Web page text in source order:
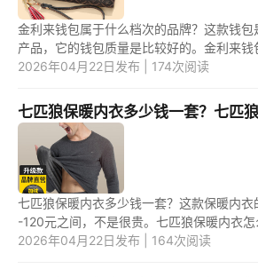
金利来钱包属于什么档次的品牌？这款钱
产品，它的钱包质量是比较好的。金利来钱
包的价格不是很贵，一般一个的价格在100
2026年04月22日发布 | 174次阅读
七匹狼保暖内衣多少钱一套？七匹
七匹狼保暖内衣多少钱一套？这款保暖内
-120元之间，不是很贵。七匹狼保暖内衣怎
一款比较好的保暖内衣产品，它的质量也是
2026年04月22日发布 | 164次阅读